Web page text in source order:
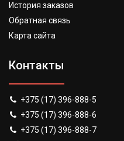
История заказов
Обратная связь
Карта сайта
Контакты
+375 (17) 396-888-5
+375 (17) 396-888-6
+375 (17) 396-888-7